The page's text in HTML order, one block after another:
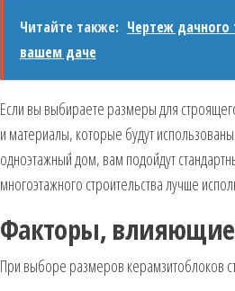
Читайте также: Чертеж дачного
вашем даче
Если вы выбираете размеры для
и материалы, которые будут
одноэтажный дом, вам подойдут
многоэтажного строительства лучше
Факторы,
При выборе размеров керамзитоблоков